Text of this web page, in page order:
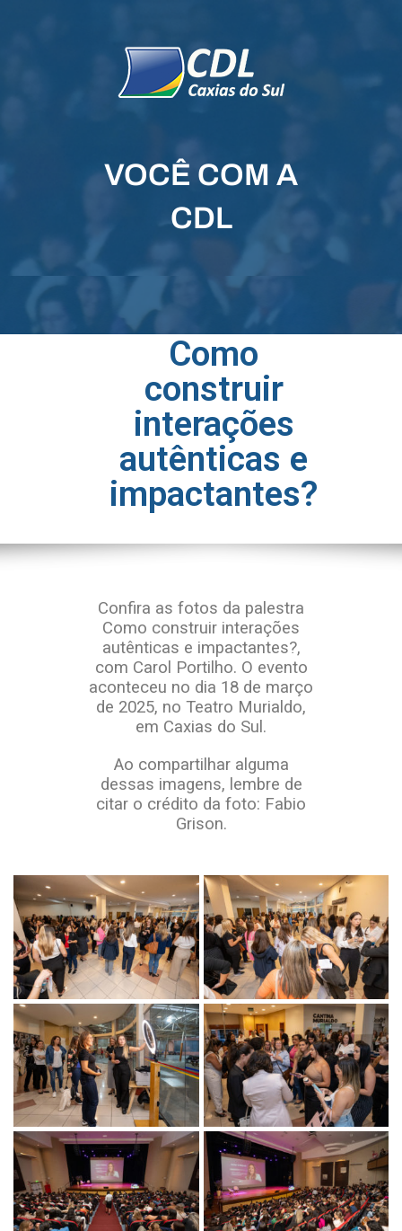
VOCÊ COM A
CDL
Como
construir
interações
autênticas e
impactantes?
Confira as fotos da palestra
Como construir interações
autênticas e impactantes?,
com Carol Portilho. O evento
aconteceu no dia 18 de março
de 2025, no Teatro Murialdo,
em Caxias do Sul.
Ao compartilhar alguma
dessas imagens, lembre de
citar o crédito da foto: Fabio
Grison.